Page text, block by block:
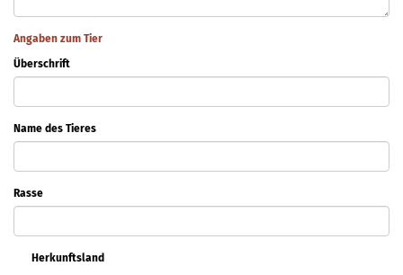
Angaben zum Tier
Überschrift
Name des Tieres
Rasse
Herkunftsland